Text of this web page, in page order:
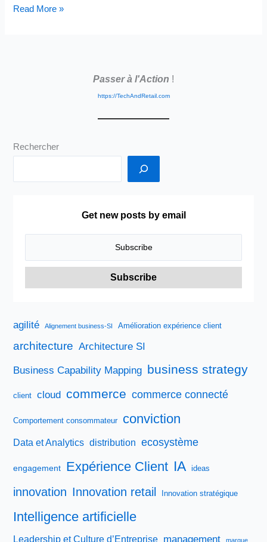
Témoignages
Read More »
Passer à l'Action !
https://TechAndRetail.com
Rechercher
Get new posts by email
agilité Alignement business-SI Amélioration expérience client
architecture Architecture SI
Business Capability Mapping business strategy
client cloud commerce commerce connecté
Comportement consommateur conviction
Data et Analytics distribution ecosystème
engagement Expérience Client IA ideas
innovation Innovation retail Innovation stratégique
Intelligence artificielle
Leadership et Culture d’Entreprise management marque